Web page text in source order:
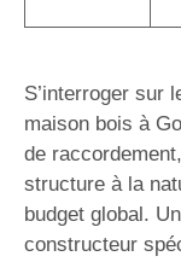
S’interroger sur
maison bois à
de
structure à la
budget global.
constructeur